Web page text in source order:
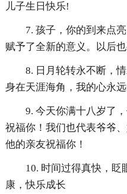
儿子生日快乐!
7. 孩子，你的到来点
赋予了全新的意义。以后
8. 日月轮转永不断，
身在天涯海角，我的心永
9. 今天你满十八岁了
祝福你！我们也代表爷爷
他的亲友祝福你！
10. 时间过得真快，眨
康，快乐成长